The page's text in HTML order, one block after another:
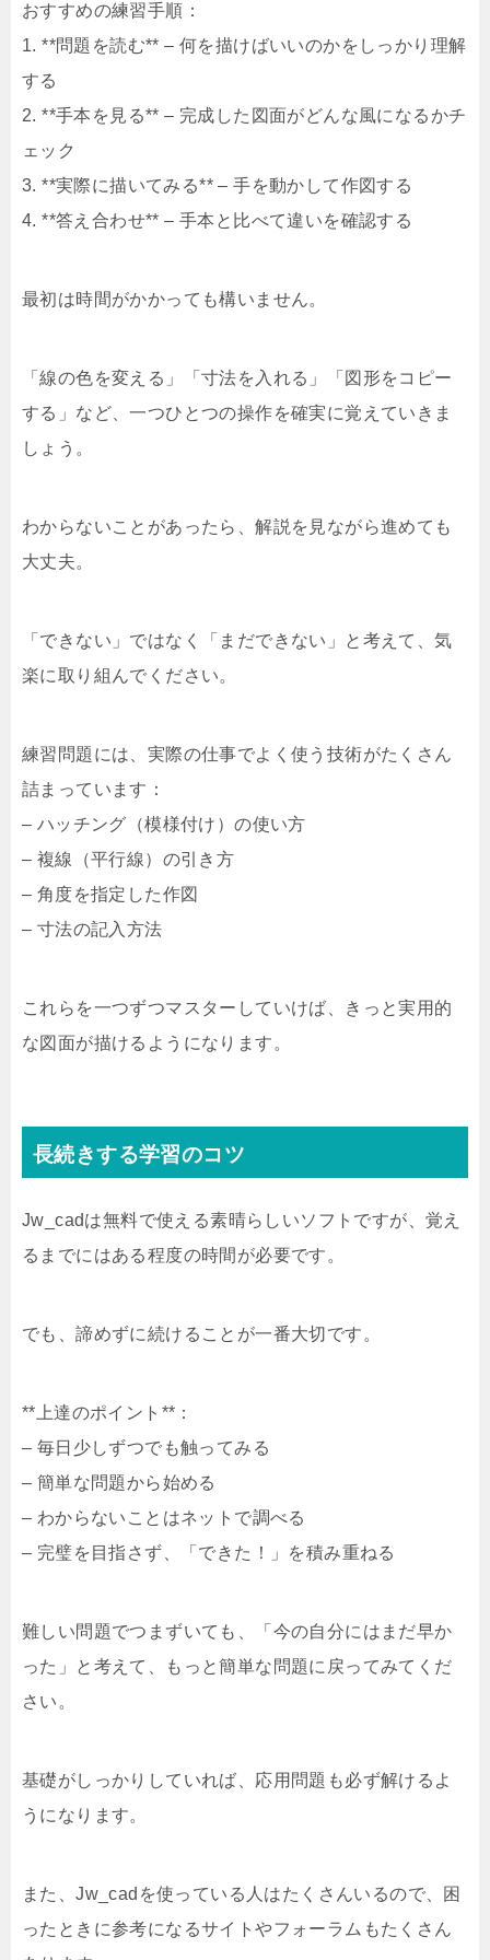
おすすめの練習手順：
1. **問題を読む** – 何を描けばいいのかをしっかり理解
する
2. **手本を見る** – 完成した図面がどんな風になるかチ
ェック
3. **実際に描いてみる** – 手を動かして作図する
4. **答え合わせ** – 手本と比べて違いを確認する
最初は時間がかかっても構いません。
「線の色を変える」「寸法を入れる」「図形をコピー
する」など、一つひとつの操作を確実に覚えていきま
しょう。
わからないことがあったら、解説を見ながら進めても
大丈夫。
「できない」ではなく「まだできない」と考えて、気
楽に取り組んでください。
練習問題には、実際の仕事でよく使う技術がたくさん
詰まっています：
– ハッチング（模様付け）の使い方
– 複線（平行線）の引き方
– 角度を指定した作図
– 寸法の記入方法
これらを一つずつマスターしていけば、きっと実用的
な図面が描けるようになります。
長続きする学習のコツ
Jw_cadは無料で使える素晴らしいソフトですが、覚え
るまでにはある程度の時間が必要です。
でも、諦めずに続けることが一番大切です。
**上達のポイント**：
– 毎日少しずつでも触ってみる
– 簡単な問題から始める
– わからないことはネットで調べる
– 完璧を目指さず、「できた！」を積み重ねる
難しい問題でつまずいても、「今の自分にはまだ早か
った」と考えて、もっと簡単な問題に戻ってみてくだ
さい。
基礎がしっかりしていれば、応用問題も必ず解けるよ
うになります。
また、Jw_cadを使っている人はたくさんいるので、困
ったときに参考になるサイトやフォーラムもたくさん